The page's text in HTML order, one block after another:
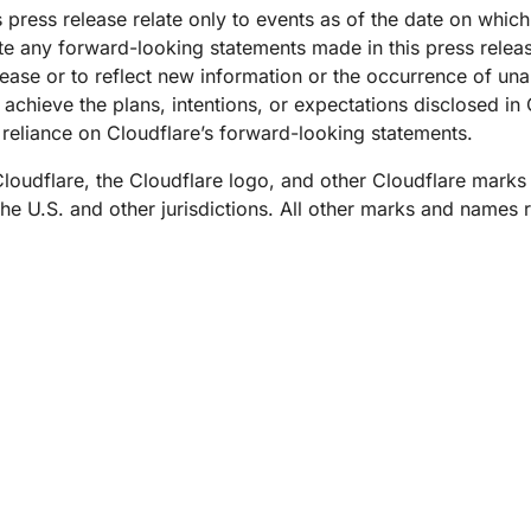
release relate only to events as of the date on
any forward-looking statements made in this press
or to reflect new information or the occurrence of
the plans, intentions, or expectations disclosed in
on Cloudflare’s forward-looking statements.
the Cloudflare logo, and other Cloudflare
U.S. and other jurisdictions. All other marks and names